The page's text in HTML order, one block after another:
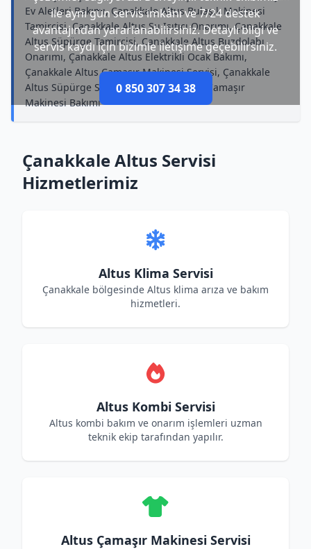
ile aynı gün servis imkânı ve 7/24 destek
avantajından yararlanabilirsiniz. Detaylı bilgi ve
servis kaydı için bizimle iletişime geçebilirsiniz.
0 850 307 34 38
Ev Aletleri Bakımı, Çanakkale Altus Bulaşık Makinesi
Tamircisi, Çanakkale Altus Su Isıtıcı Onarımı, Çanakkale
Altus Süpürge Tamircisi, Çanakkale Altus Buzdolabı
Onarımı, Çanakkale Altus Elektrikli Ocak Bakımı,
Çanakkale Altus Çamaşır Makinesi Servisi, Çanakkale
Altus Süpürge Servisi, Çanakkale Altus Çamaşır
Makinesi Bakımı
Çanakkale Altus Servisi
Hizmetlerimiz
Altus Klima Servisi
Çanakkale bölgesinde Altus klima arıza ve bakım
hizmetleri.
Altus Kombi Servisi
Altus kombi bakım ve onarım işlemleri uzman
teknik ekip tarafından yapılır.
Altus Çamaşır Makinesi Servisi